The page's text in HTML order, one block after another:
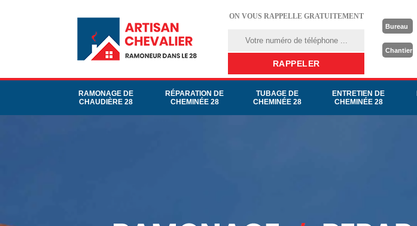
ON VOUS RAPPELLE GRATUITEMENT
Bureau
Chantier
RAMONAGE DE
CHAUDIÈRE 28
RÉPARATION DE
CHEMINÉE 28
TUBAGE DE
CHEMINÉE 28
ENTRETIEN DE
CHEMINÉE 28